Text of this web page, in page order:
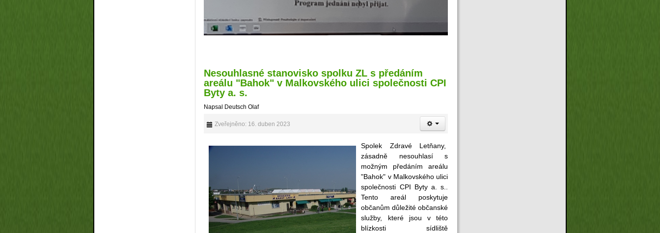
Nesouhlasné stanovisko spolku ZL s předáním
areálu "Bahok" v Malkovského ulici společnosti CPI
Byty a. s.
Napsal Deutsch Olaf
Zveřejněno: 16. duben 2023
Spolek Zdravé Letňany,
zásadně nesouhlasí s
možným předáním areálu
"Bahok" v Malkovského ulici
společnosti CPI Byty a. s..
Tento areál poskytuje
občanům důležité občanské
služby, které jsou v této
blízkosti sídliště